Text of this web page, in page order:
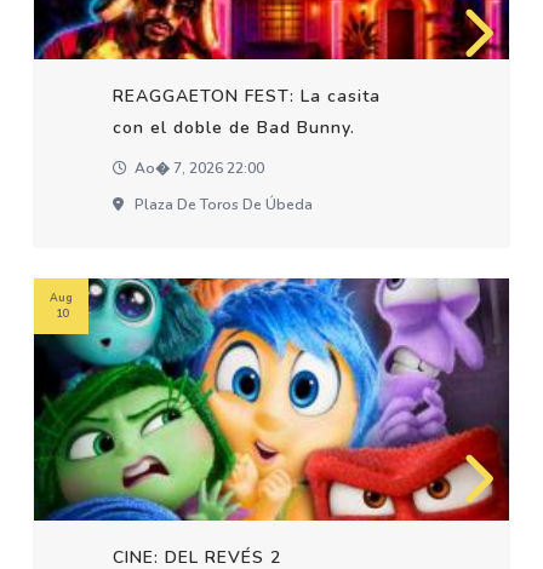
REAGGAETON FEST: La casita
con el doble de Bad Bunny.
Ao� 7, 2026 22:00
Plaza De Toros De Úbeda
CINE: DEL REVÉS 2
Aug
10